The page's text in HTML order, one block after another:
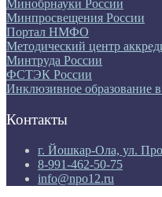
Минобрнауки России
Минпросвещения России
Портал НМФО
Методический центр
Минтруда России
ФСТЭК России
Инклюзивное образование
Контакты
г. Йошкар-Ола, ул.
8-991-462-50-75
info@npo12.ru